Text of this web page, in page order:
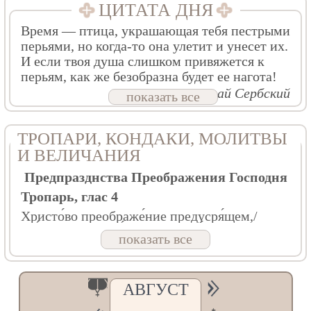
АВГУСТ
ЦИТАТА ДНЯ
Время — птица, украшающая тебя пестрыми
перьями, но когда-то она улетит и унесет их.
И если твоя душа слишком привяжется к
перьям, как же безобразна будет ее нагота!
Свт. Николай Сербский
показать все
ТРОПАРИ, КОНДАКИ, МОЛИТВЫ
И ВЕЛИЧАНИЯ
Предпразднства Преображения Господня
Тропарь, глас 4
Христо́во преображе́ние предусря́щем,/
све́тло торжеству́юще предпра́зднственная,
ве́рнии, и возопии́м:/ приспе́ день
боже́ственнаго весе́лия,/ восхо́дит на го́ру
Фаво́рскую Влады́ка,// Божества́ Своего́
облиста́ти красоту́.
Кондак, глас 4
показать все